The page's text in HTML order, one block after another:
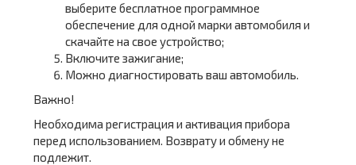
выберите бесплатное программное
обеспечение для одной марки автомобиля и
скачайте на свое устройство;
Включите зажигание;
Можно диагностировать ваш автомобиль.
Важно!
Необходима регистрация и активация прибора
перед использованием. Возврату и обмену не
подлежит.